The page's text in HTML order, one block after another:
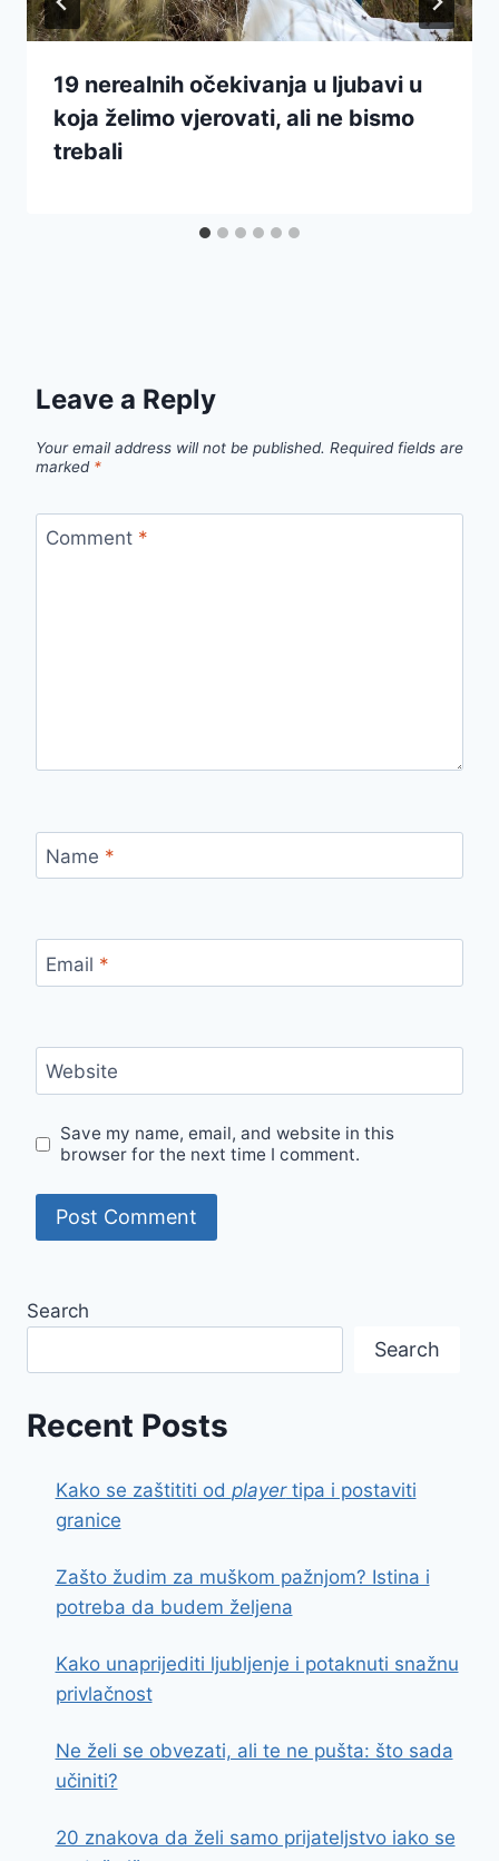
19 nerealnih očekivanja u ljubavi u
koja želimo vjerovati, ali ne bismo
trebali
Leave a Reply
Your email address will not be published. Required fields are
marked *
Comment *
Name *
Email *
Website
Save my name, email, and website in this
browser for the next time I comment.
Search
Search
Recent Posts
Kako se zaštititi od playertipa i postaviti
granice
Zašto žudim za muškom pažnjom? Istina i
potreba da budem željena
Kako unaprijediti ljubljenje i potaknuti snažnu
privlačnost
Ne želi se obvezati, ali te ne pušta: što sada
učiniti?
20 znakova da želi samo prijateljstvo iako se